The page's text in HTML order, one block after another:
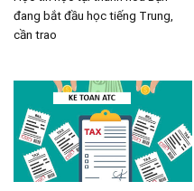
đang bắt đầu học tiếng Trung,
cần trao